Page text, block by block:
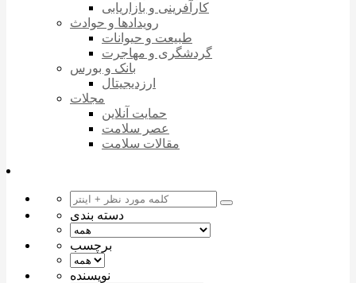
کارآفرینی و بازاریابی
رویدادها و حوادث
طبیعت و حیوانات
گردشگری و مهاجرت
بانک و بورس
ارزدیجیتال
مجلات
حمایت آنلاین
عصر سلامت
مقالات سلامت
دسته بندی
برچسب
نویسنده